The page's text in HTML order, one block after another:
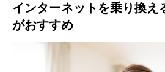
インターネットを乗り換え
がおすすめ